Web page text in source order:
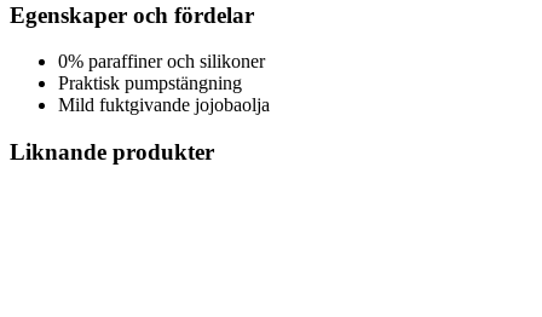
Egenskaper och fördelar
0% paraffiner och silikoner
Praktisk pumpstängning
Mild fuktgivande jojobaolja
Liknande produkter